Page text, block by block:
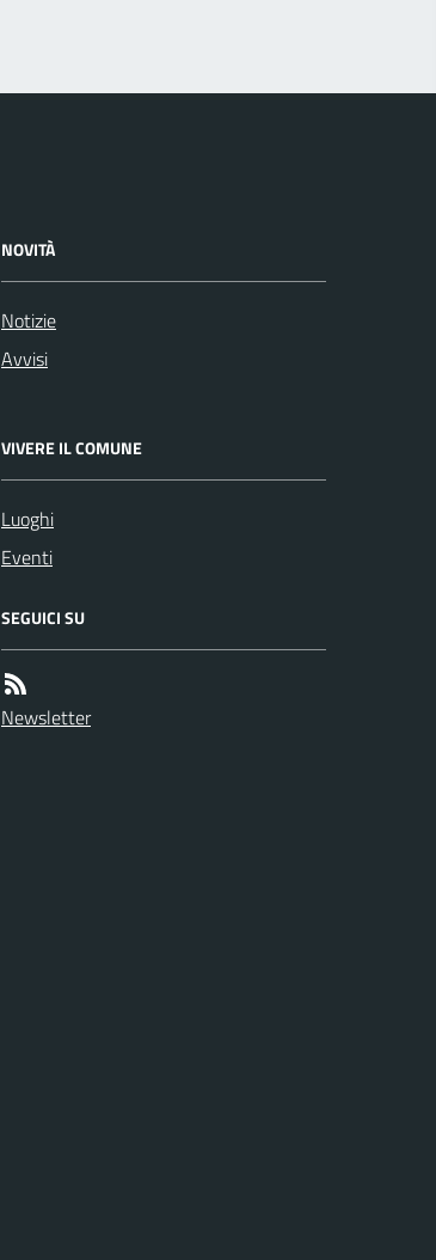
NOVITÀ
Notizie
Avvisi
VIVERE IL COMUNE
Luoghi
Eventi
SEGUICI SU
Newsletter